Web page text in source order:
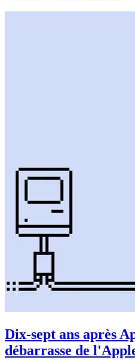
Dix-sept ans après
débarrasse de